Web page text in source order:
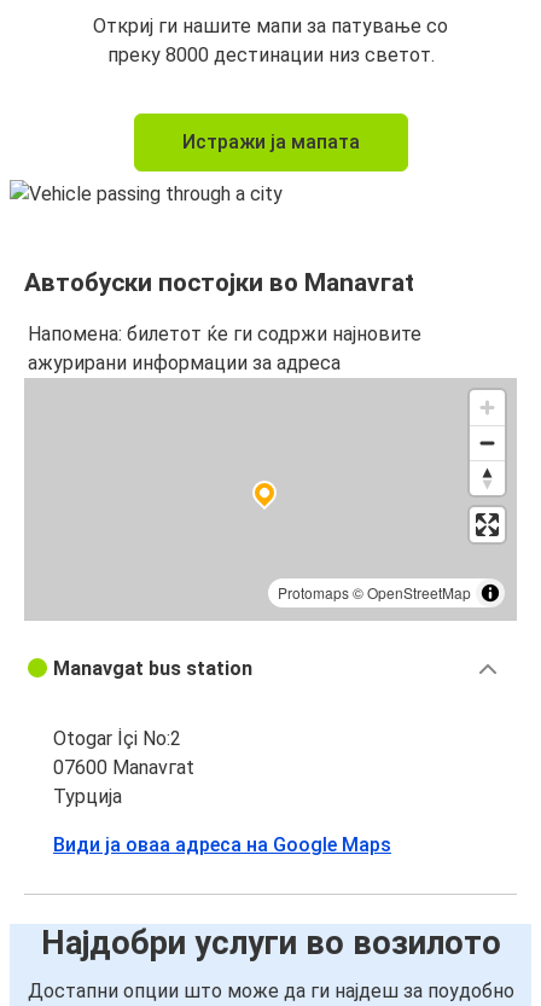
Откриј ги нашите мапи за патување со
преку 8000 дестинации низ светот.
Истражи ја мапата
Автобуски постојки во Маnavгat
Напомена: билетот ќе ги содржи најновите
ажурирани информации за адреса
Protomaps©OpenStreetMap
Manavgat bus station
Otogar İçi No:2
07600 Маnavгat
Турција
Види ја оваа адреса на Google Maps
Најдобри услуги во возилото
Достапни опции што може да ги најдеш за поудобно